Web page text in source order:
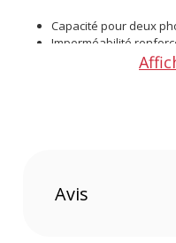
Capacité pour deux
Imperméabilité
Structure renforcée
Avis